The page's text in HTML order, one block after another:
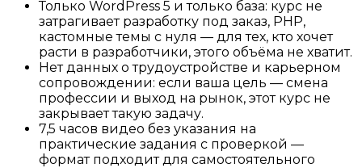
Только WordPress 5 и только база: курс не
затрагивает разработку под заказ, PHP,
кастомные темы с нуля — для тех, кто хочет
расти в разработчики, этого объёма не хватит.
Нет данных о трудоустройстве и карьерном
сопровождении: если ваша цель — смена
профессии и выход на рынок, этот курс не
закрывает такую задачу.
7,5 часов видео без указания на
практические задания с проверкой —
формат подходит для самостоятельного